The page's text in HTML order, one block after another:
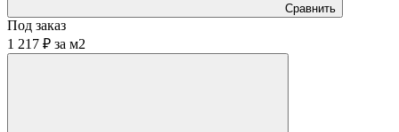
Сравнить
Под заказ
1 217 ₽ за м2